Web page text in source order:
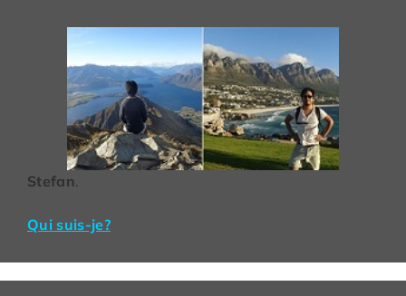
Stefan.
Qui suis-je?